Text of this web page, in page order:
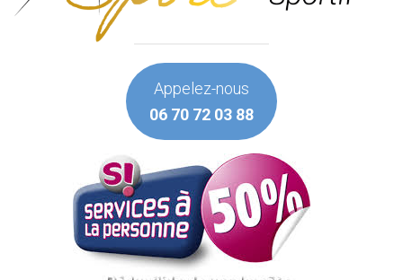
Appelez-nous
06 70 72 03 88